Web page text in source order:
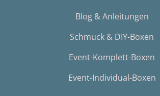
Blog & Anleitungen
Schmuck & DIY-Boxen
Event-Komplett-Boxen
Event-Individual-Boxen